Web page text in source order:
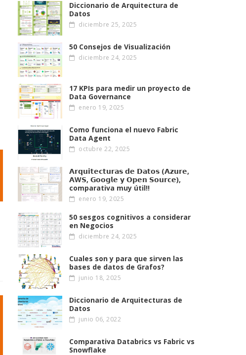
Diccionario de Arquitectura de
Datos
diciembre 25, 2025
50 Consejos de Visualización
diciembre 24, 2025
17 KPIs para medir un proyecto de
Data Governance
enero 19, 2025
Como funciona el nuevo Fabric
Data Agent
octubre 22, 2025
𝗔𝗿𝗾𝘂𝗶𝘁𝗲𝗰𝘁𝘂𝗿𝗮𝘀 𝗱𝗲 𝗗𝗮𝘁𝗼𝘀 (𝗔𝘇𝘂𝗿𝗲,
𝗔W𝗦, 𝗚𝗼𝗼𝗴𝗹𝗲 𝘆 𝗢𝗽𝗲𝗻 𝗦𝗼𝘂𝗿𝗰𝗲),
comparativa muy útil!!
enero 19, 2025
50 sesgos cognitivos a considerar
en Negocios
diciembre 24, 2025
Cuales son y para que sirven las
bases de datos de Grafos?
junio 18, 2025
Diccionario de Arquitecturas de
Datos
junio 06, 2022
Comparativa Databrics vs Fabric vs
Snowflake